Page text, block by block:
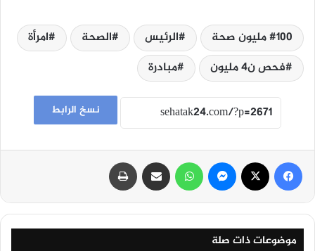
100 مليون صحة الرئيس الصحة
امرأة
فحص ن4 مليون
مبادرة
نسخ الرابط
فيسبوك ماسنجر واتساب مشاركة عبر البريد
موضوعات ذات صلة